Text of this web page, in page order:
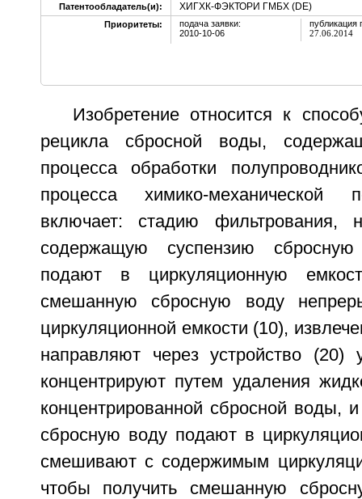
Патентообладатель(и):
ХИГХК-ФЭКТОРИ ГМБХ (DE)
Приоритеты:
подача заявки:
2010-10-06
публикация
27.06.2014
Изобретение относится к
рецикла сбросной воды,
процесса обработки
процесса химико-механической
включает: стадию фильтрования,
содержащую суспензию
подают в циркуляционную
смешанную сбросную воду
циркуляционной емкости (10),
направляют через устройство (20)
концентрируют путем удаления
концентрированной сбросной воды,
сбросную воду подают в
смешивают с содержимым
чтобы получить смешанную